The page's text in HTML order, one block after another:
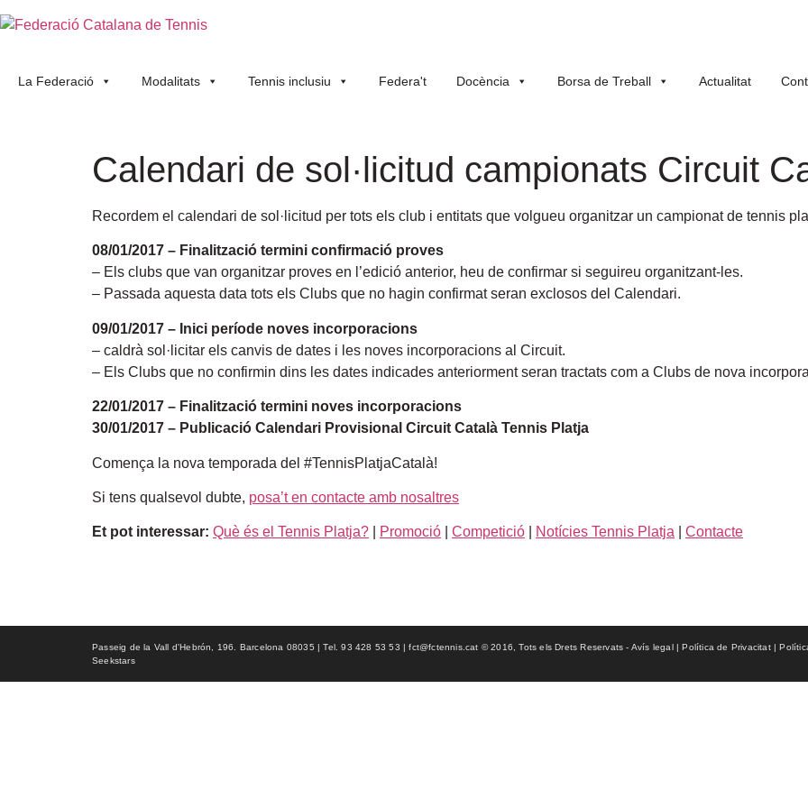
La Federació Modalitats Tennis inclusiu Federa't Docència Borsa de Treball Actualitat
Calendari de sol·licitud campionats Circuit
Recordem el calendari de sol·licitud per tots els club i entitats que volgueu organitzar un campionat de tennis
08/01/2017 – Finalització termini confirmació proves
– Els clubs que van organitzar proves en l’edició anterior, heu de confirmar si seguireu organitzant-les.
– Passada aquesta data tots els Clubs que no hagin confirmat seran exclosos del Calendari.
09/01/2017 – Inici període noves incorporacions
– caldrà sol·licitar els canvis de dates i les noves incorporacions al Circuit.
– Els Clubs que no confirmin dins les dates indicades anteriorment seran tractats com a Clubs de nova
22/01/2017 – Finalització termini noves incorporacions
30/01/2017 – Publicació Calendari Provisional Circuit Català Tennis Platja
Comença la nova temporada del #TennisPlatjaCatalà!
Si tens qualsevol dubte, posa’t en contacte amb nosaltres
Et pot interessar: Què és el Tennis Platja? Promoció Competició Notícies Tennis Platja Contacte
Passeig de la Vall d'Hebrón, 196. Barcelona 08035 | Tel. 93 428 53 53 | fct@fctennis.cat © 2016, Tots els Drets Reservats - Avís legal | Política de Privacitat |
Seekstars